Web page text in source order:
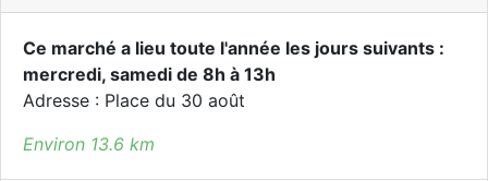
Ce marché a lieu toute l'année les jours suivants :
mercredi, samedi de 8h à 13h
Adresse : Place du 30 août
Environ 13.6 km